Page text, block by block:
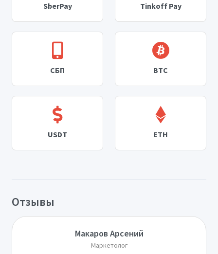
SberPay Tinkoff Pay
СБП BTC
USDT ETH
Отзывы
Макаров Арсений
Маркетолог